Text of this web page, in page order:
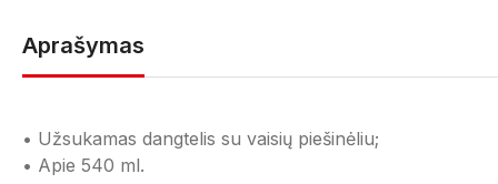
Aprašymas
• Užsukamas dangtelis su vaisių piešinėliu;
• Apie 540 ml.